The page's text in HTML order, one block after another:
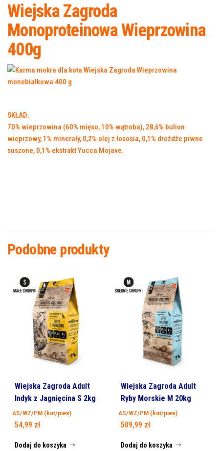
Wiejska Zagroda
Monoproteinowa Wieprzowina
400g
SKŁAD:
70% wieprzowina (60% mięso, 10% wątroba), 28,6% bulion
wieprzowy, 1% minerały, 0,2% olej z łososia, 0,1% drożdże piwne
suszone, 0,1% ekstrakt Yucca Mojave.
Podobne produkty
Wiejska Zagroda Adult
Indyk z Jagnięcina S 2kg
AS/WZ/PM (kot/pies)
54,99 zł
Dodaj do koszyka
Wiejska Zagroda Adult
Ryby Morskie M 20kg
AS/WZ/PM (kot/pies)
509,99 zł
Dodaj do koszyka